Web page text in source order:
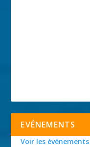
EVÉNEMENTS
Voir les